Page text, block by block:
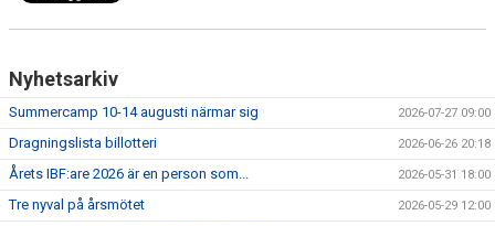
Nyhetsarkiv
Summercamp 10-14 augusti närmar sig 2026-07-27 09:00
Dragningslista billotteri 2026-06-26 20:18
Årets IBF:are 2026 är en person som... 2026-05-31 18:00
Tre nyval på årsmötet 2026-05-29 12:00